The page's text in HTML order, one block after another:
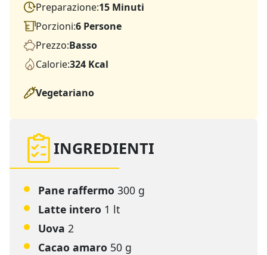
Preparazione:15 Minuti
Porzioni:6 Persone
Prezzo:Basso
Calorie:324 Kcal
Vegetariano
INGREDIENTI
Pane raffermo 300 g
Latte intero 1 lt
Uova 2
Cacao amaro 50 g